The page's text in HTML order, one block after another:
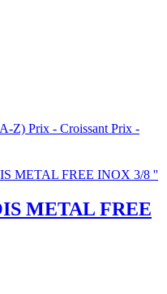
Z) Prix - Croissant Prix -
METAL FREE